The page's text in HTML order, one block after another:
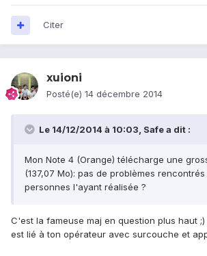
Citer
xuioni
Posté(e) 14 décembre 2014
Le 14/12/2014 à 10:03, Safe a dit :
Mon Note 4 (Orange) télécharge une
(137,07 Mo): pas de problèmes
personnes l'ayant réalisée ?
C'est la fameuse maj en question plus haut
est lié à ton opérateur avec surcouche et